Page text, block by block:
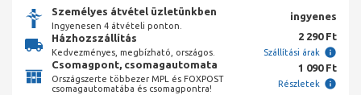
Személyes átvétel üzletünkben
Ingyenesen 4 átvételi ponton.
ingyenes
Házhozszállítás
Kedvezményes, megbízható, országos.
2 290 Ft
Szállítási árak
Csomagpont, csomagautomata
Országszerte többezer MPL és FOXPOST
csomagautomatába és csomagpontra!
1 090 Ft
Részletek